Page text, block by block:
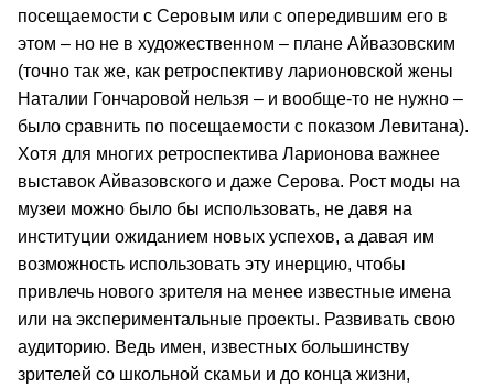
посещаемости с Серовым или с опередившим его в
этом – но не в художественном – плане Айвазовским
(точно так же, как ретроспективу ларионовской жены
Наталии Гончаровой нельзя – и вообще-то не нужно –
было сравнить по посещаемости с показом Левитана).
Хотя для многих ретроспектива Ларионова важнее
выставок Айвазовского и даже Серова. Рост моды на
музеи можно было бы использовать, не давя на
институции ожиданием новых успехов, а давая им
возможность использовать эту инерцию, чтобы
привлечь нового зрителя на менее известные имена
или на экспериментальные проекты. Развивать свою
аудиторию. Ведь имен, известных большинству
зрителей со школьной скамьи и до конца жизни,